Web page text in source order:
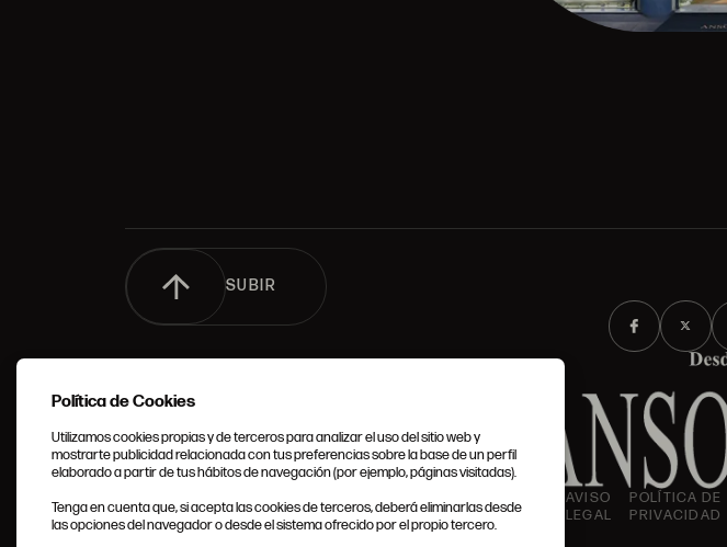
SUBIR
GENERALES
AVISO
LEGAL
POLÍTICA DE
PRIVACIDAD
Política de Cookies
Utilizamos cookies propias y de terceros para analizar el uso del sitio web y
mostrarte publicidad relacionada con tus preferencias sobre la base de un perfil
elaborado a partir de tus hábitos de navegación (por ejemplo, páginas visitadas).
Tenga en cuenta que, si acepta las cookies de terceros, deberá eliminarlas desde
las opciones del navegador o desde el sistema ofrecido por el propio tercero.